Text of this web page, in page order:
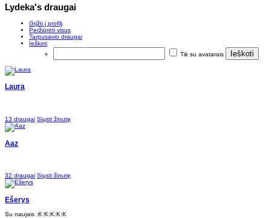
Lydeka's draugai
Grįžti į profilį
Peržiūrėti visus
Tarpusavio draugai
Ieškoti
Tik su avatarais
Laura
13 draugai Siųsti žinutę
Aaz
32 draugai Siųsti žinutę
Ešerys
Su naujais :K:K:K:K:K